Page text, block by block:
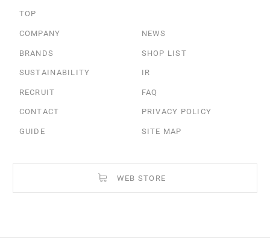
TOP
COMPANY NEWS
BRANDS SHOP LIST
SUSTAINABILITY IR
RECRUIT FAQ
CONTACT PRIVACY POLICY
GUIDE SITE MAP
WEB STORE